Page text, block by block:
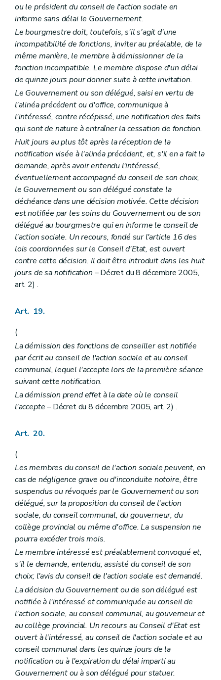
ou le président du conseil de l'action sociale en
informe sans délai le Gouvernement.
Le bourgmestre doit, toutefois, s'il s'agit d'une
incompatibilité de fonctions, inviter au préalable, de la
même manière, le membre à démissionner de la
fonction incompatible. Le membre dispose d'un délai
de quinze jours pour donner suite à cette invitation.
Le Gouvernement ou son délégué, saisi en vertu de
l'alinéa précédent ou d'office, communique à
l'intéressé, contre récépissé, une notification des faits
qui sont de nature à entraîner la cessation de fonction.
Huit jours au plus tôt après la réception de la
notification visée à l'alinéa précédent, et, s'il en a fait la
demande, après avoir entendu l'intéressé,
éventuellement accompagné du conseil de son choix,
le Gouvernement ou son délégué constate la
déchéance dans une décision motivée. Cette décision
est notifiée par les soins du Gouvernement ou de son
délégué au bourgmestre qui en informe le conseil de
l'action sociale. Un recours, fondé sur l'article 16 des
lois coordonnées sur le Conseil d'Etat, est ouvert
contre cette décision. Il doit être introduit dans les huit
jours de sa notification – Décret du 8 décembre 2005,
art. 2) .
Art. 19.
(
La démission des fonctions de conseiller est notifiée
par écrit au conseil de l'action sociale et au conseil
communal, lequel l'accepte lors de la première séance
suivant cette notification.
La démission prend effet à la date où le conseil
l'accepte– Décret du 8 décembre 2005, art. 2) .
Art. 20.
(
Les membres du conseil de l'action sociale peuvent, en
cas de négligence grave ou d'inconduite notoire, être
suspendus ou révoqués par le Gouvernement ou son
délégué, sur la proposition du conseil de l'action
sociale, du conseil communal, du gouverneur, du
collège provincial ou même d'office. La suspension ne
pourra excéder trois mois.
Le membre intéressé est préalablement convoqué et,
s'il le demande, entendu, assisté du conseil de son
choix; l'avis du conseil de l'action sociale est demandé.
La décision du Gouvernement ou de son délégué est
notifiée à l'intéressé et communiquée au conseil de
l'action sociale, au conseil communal, au gouverneur et
au collège provincial. Un recours au Conseil d'Etat est
ouvert à l'intéressé, au conseil de l'action sociale et au
conseil communal dans les quinze jours de la
notification ou à l'expiration du délai imparti au
Gouvernement ou à son délégué pour statuer.